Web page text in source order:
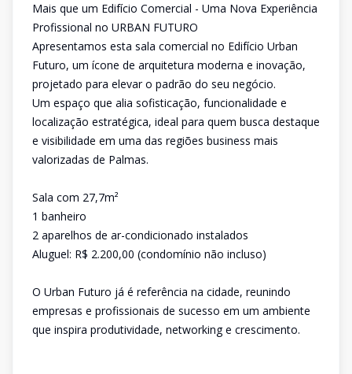
Mais que um Edifício Comercial - Uma Nova Experiência
Profissional no URBAN FUTURO
Apresentamos esta sala comercial no Edifício Urban
Futuro, um ícone de arquitetura moderna e inovação,
projetado para elevar o padrão do seu negócio.
Um espaço que alia sofisticação, funcionalidade e
localização estratégica, ideal para quem busca destaque
e visibilidade em uma das regiões business mais
valorizadas de Palmas.
Sala com 27,7m²
1 banheiro
2 aparelhos de ar-condicionado instalados
Aluguel: R$ 2.200,00 (condomínio não incluso)
O Urban Futuro já é referência na cidade, reunindo
empresas e profissionais de sucesso em um ambiente
que inspira produtividade, networking e crescimento.